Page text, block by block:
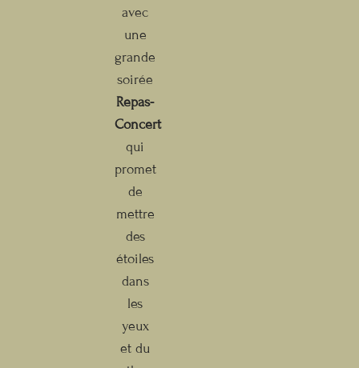
avec
une
grande
soirée
Repas-
Concert
qui
promet
de
mettre
des
étoiles
dans
les
yeux
et du